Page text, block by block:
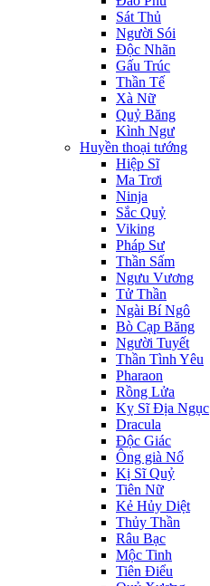
Sát Thủ
Người Sói
Độc Nhãn
Gấu Trúc
Thần Tế
Xà Nữ
Quỷ Băng
Kình Ngư
Huyền thoại tướng
Hiệp Sĩ
Ma Trơi
Ninja
Sắc Quỷ
Viking
Pháp Sư
Thần Sấm
Ngưu Vương
Tử Thần
Ngài Bí Ngô
Bò Cạp Băng
Người Tuyết
Thần Tình Yêu
Pharaon
Rồng Lửa
Kỵ Sĩ Địa Ngục
Dracula
Độc Giác
Ông già Nổ
Kị Sĩ Quỷ
Tiên Nữ
Kẻ Hủy Diệt
Thủy Thần
Râu Bạc
Mộc Tinh
Tiên Điểu